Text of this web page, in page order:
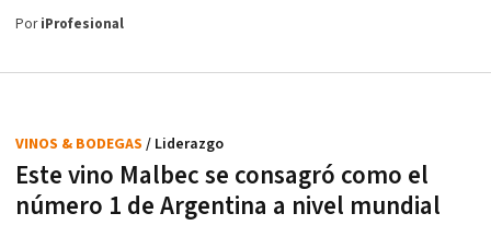
PoriProfesional
Este vino Malbec se consagró como el
número 1 de Argentina a nivel mundial
VINOS & BODEGAS / Liderazgo